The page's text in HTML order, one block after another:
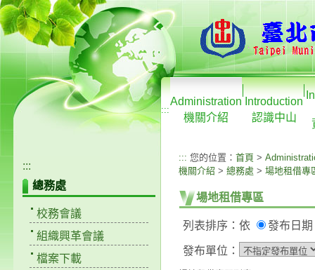
:::
Administration
機關介紹
Introduction
認識中山
:::
總務處
校務會議
組織興革會議
檔案下載
::: 您的位置： 首頁 >
機關介紹 > 總務處 > 場地租借專
場地租借專區
列表排序：依 發布日期
發布單位：